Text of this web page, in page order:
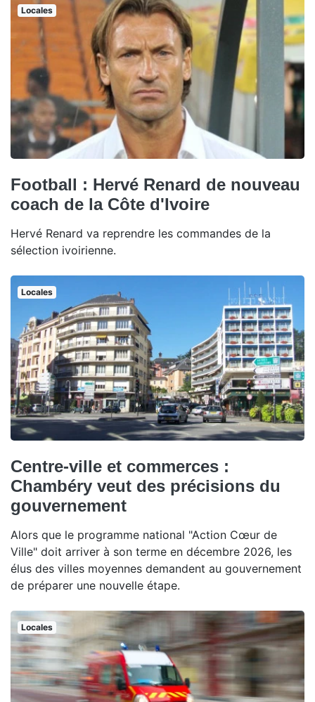
Locales
Football : Hervé Renard de nouveau
coach de la Côte d'Ivoire
Hervé Renard va reprendre les commandes de la
sélection ivoirienne.
Locales
Centre-ville et commerces :
Chambéry veut des précisions du
gouvernement
Alors que le programme national "Action Cœur de
Ville" doit arriver à son terme en décembre 2026, les
élus des villes moyennes demandent au gouvernement
de préparer une nouvelle étape.
Locales